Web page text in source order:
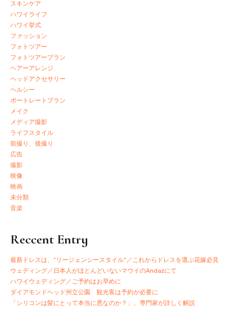
スキンケア
ハワイライフ
ハワイ挙式
ファッション
フォトツアー
フォトツアープラン
ヘアーアレンジ
ヘッドアクセサリー
ヘルシー
ポートレートプラン
メイク
メディア撮影
ライフスタイル
前撮り、後撮り
広告
撮影
映像
映画
未分類
音楽
Reccent Entry
最新ドレスは、”リージェンシースタイル”／これからドレスを選ぶ花嫁必見
ウェディング／日本人がほとんどいないマウイのAndazにて
ハワイウェディング／ご予約はお早めに
ダイアモンドヘッド州立公園 観光客は予約が必要に
「シリコンは髪にとって本当に悪なのか？」、専門家が詳しく解説